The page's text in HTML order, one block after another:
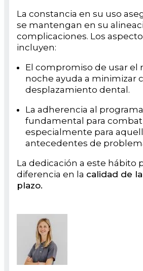
La constancia en su uso
se mantengan en su
complicaciones. Los
incluyen:
El compromiso de usar el
noche ayuda a minimizar
desplazamiento dental.
La adherencia al
fundamental para
especialmente para
antecedentes de
La dedicación a este hábito
diferencia en la calidad de
plazo.